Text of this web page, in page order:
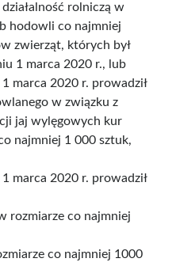
rolniczą w
hodowli co najmniej
zwierząt, których był
1 marca 2020 r., lub
marca 2020 r. prowadził
w związku z
jaj wylęgowych kur
najmniej 1 000 sztuk,
marca 2020 r. prowadził
rozmiarze co najmniej
co najmniej 1000